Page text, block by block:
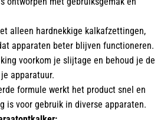
alleen hardnekkige kalkafzettingen,
apparaten beter blijven functioneren.
voorkom je slijtage en behoud je de
apparatuur.
formule werkt het product snel en
is voor gebruik in diverse apparaten.